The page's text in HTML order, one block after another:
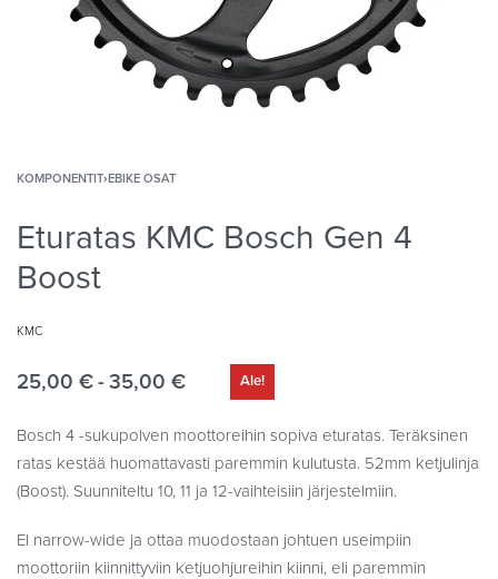
KOMPONENTIT›EBIKE OSAT
Eturatas KMC Bosch Gen 4
Boost
KMC
25,00 € 35,00 € Ale!
Bosch 4 -sukupolven moottoreihin sopiva eturatas. Teräksinen
ratas kestää huomattavasti paremmin kulutusta. 52mm ketjulinja
(Boost). Suunniteltu 10, 11 ja 12-vaihteisiin järjestelmiin.
EI narrow-wide ja ottaa muodostaan johtuen useimpiin
moottoriin kiinnittyviin ketjuohjureihin kiinni, eli paremmin